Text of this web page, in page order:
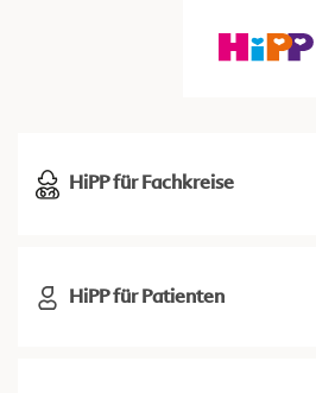
HiPP für Fachkreise
HiPP für Patienten